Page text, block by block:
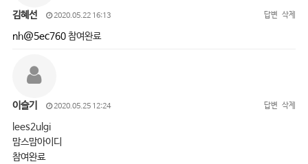
김혜선 2020.05.22 16:13 답변 삭제
nh@5ec760참여완료
이슬기 2020.05.25 12:24 답변 삭제
lees2ulgi
맘스맘아이디
참여완료